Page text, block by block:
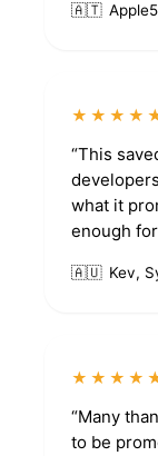
🇦🇹
“This
what it
enough
🇦🇺 Kev,
“Many
to be